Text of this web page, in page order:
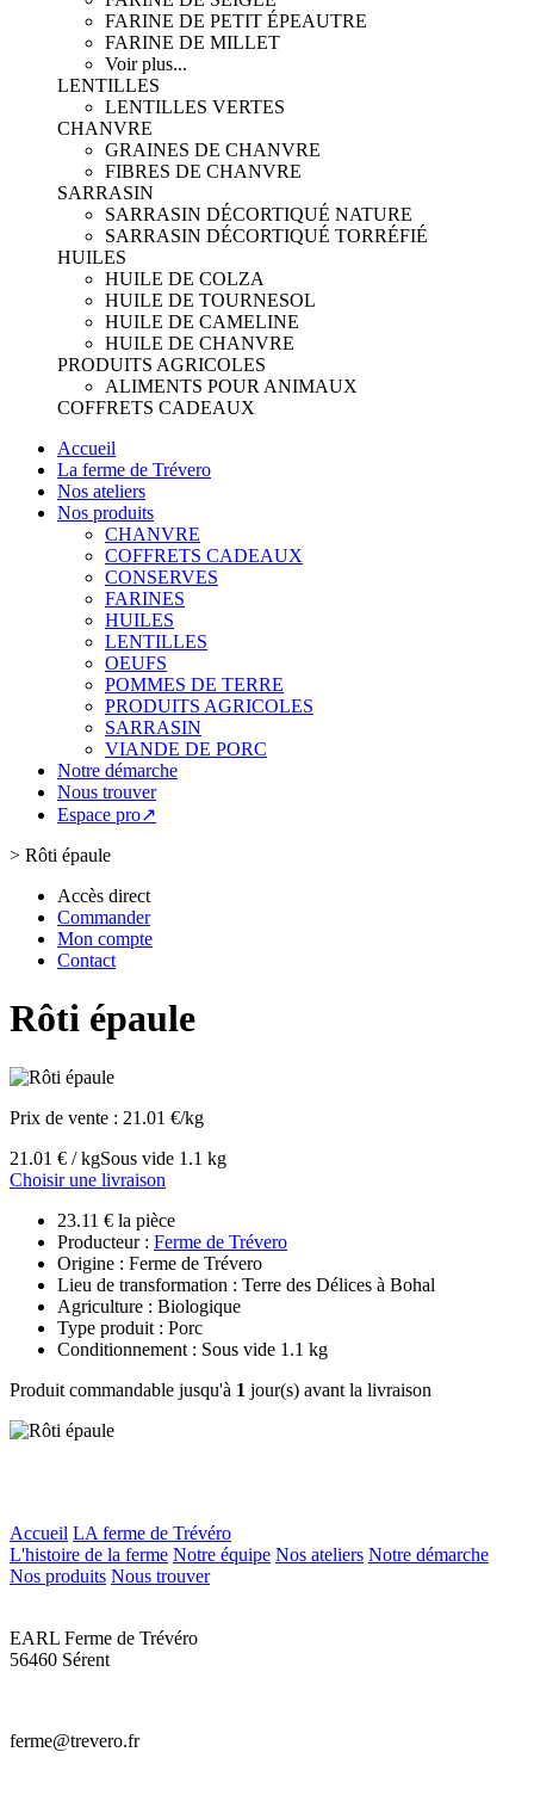
FARINE DE PETIT ÉPEAUTRE
FARINE DE MILLET
Voir plus...
LENTILLES
LENTILLES VERTES
CHANVRE
GRAINES DE CHANVRE
FIBRES DE CHANVRE
SARRASIN
SARRASIN DÉCORTIQUÉ NATURE
SARRASIN DÉCORTIQUÉ TORRÉFIÉ
HUILES
HUILE DE COLZA
HUILE DE TOURNESOL
HUILE DE CAMELINE
HUILE DE CHANVRE
PRODUITS AGRICOLES
ALIMENTS POUR ANIMAUX
COFFRETS CADEAUX
Accueil
La ferme de Trévero
Nos ateliers
Nos produits
CHANVRE
COFFRETS CADEAUX
CONSERVES
FARINES
HUILES
LENTILLES
OEUFS
POMMES DE TERRE
PRODUITS AGRICOLES
SARRASIN
VIANDE DE PORC
Notre démarche
Nous trouver
Espace pro↗
> Rôti épaule
Accès direct
Commander
Mon compte
Contact
Rôti épaule
Prix de vente : 21.01 €/kg
21.01 € / kgSous vide 1.1 kg
Choisir une livraison
23.11 € la pièce
Producteur : Ferme de Trévero
Origine : Ferme de Trévero
Lieu de transformation : Terre des Délices à Bohal
Agriculture : Biologique
Type produit : Porc
Conditionnement : Sous vide 1.1 kg
Produit commandable jusqu'à 1 jour(s) avant la livraison
Accueil LA ferme de Trévéro
L'histoire de la ferme Notre équipe Nos ateliers Notre démarche
Nos produits Nous trouver
EARL Ferme de Trévéro
56460 Sérent
ferme@trevero.fr